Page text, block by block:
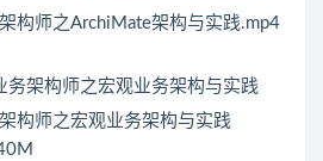
构师之ArchiMate架构与实践.mp4
架构师之宏观业务架构与实践
构师之宏观业务架构与实践